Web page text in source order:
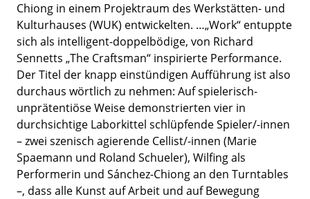
Chiong in einem Projektraum des Werkstätten- und
Kulturhauses (WUK) entwickelten. …„Work“ entuppte
sich als intelligent-doppelbödige, von Richard
Sennetts „The Craftsman“ inspirierte Performance.
Der Titel der knapp einstündigen Aufführung ist also
durchaus wörtlich zu nehmen: Auf spielerisch-
unprätentiöse Weise demonstrierten vier in
durchsichtige Laborkittel schlüpfende Spieler/-innen
– zwei szenisch agierende Cellist/-innen (Marie
Spaemann und Roland Schueler), Wilfing als
Performerin und Sánchez-Chiong an den Turntables
–, dass alle Kunst auf Arbeit und auf Bewegung